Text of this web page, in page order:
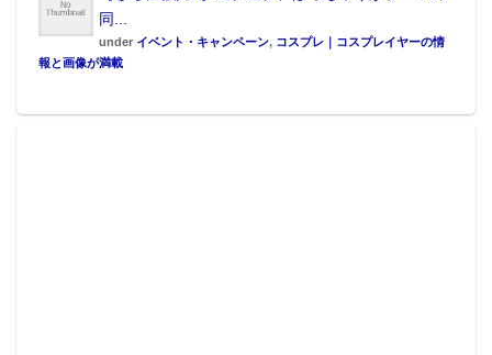
同...
under イベント・キャンペーン, コスプレ｜コスプレイヤーの情
報と画像が満載